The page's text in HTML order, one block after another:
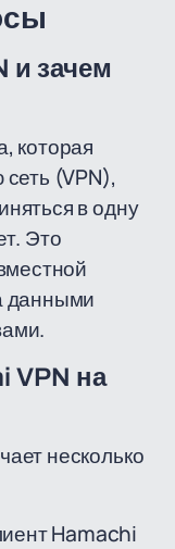
и зачем
которая
(VPN),
в одну
Это
данными
VPN на
несколько
Hamachi